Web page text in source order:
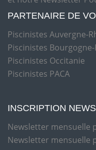
PARTENAIRE DE
Piscinistes Auvergne-
Piscinistes
Piscinistes Occitanie
Piscinistes PACA
INSCRIPTION
Newsletter mensuelle
Newsletter mensuelle